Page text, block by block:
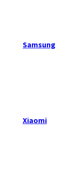
Samsung
Xiaomi